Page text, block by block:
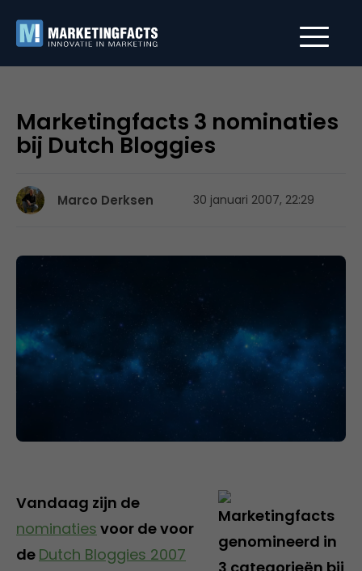
Marketingfacts 3 nominaties
bij Dutch Bloggies
Marco Derksen 30 januari 2007, 22:29
Vandaag zijn de
nominaties voor de voor
de Dutch Bloggies 2007